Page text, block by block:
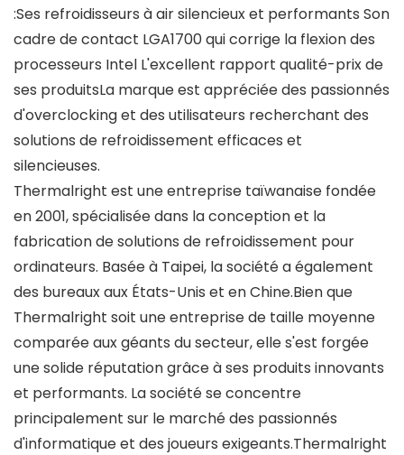
:Ses refroidisseurs à air silencieux et performants Son
cadre de contact LGA1700 qui corrige la flexion des
processeurs Intel L'excellent rapport qualité-prix de
ses produitsLa marque est appréciée des passionnés
d'overclocking et des utilisateurs recherchant des
solutions de refroidissement efficaces et
silencieuses.
Thermalright est une entreprise taïwanaise fondée
en 2001, spécialisée dans la conception et la
fabrication de solutions de refroidissement pour
ordinateurs. Basée à Taipei, la société a également
des bureaux aux États-Unis et en Chine.Bien que
Thermalright soit une entreprise de taille moyenne
comparée aux géants du secteur, elle s'est forgée
une solide réputation grâce à ses produits innovants
et performants. La société se concentre
principalement sur le marché des passionnés
d'informatique et des joueurs exigeants.Thermalright